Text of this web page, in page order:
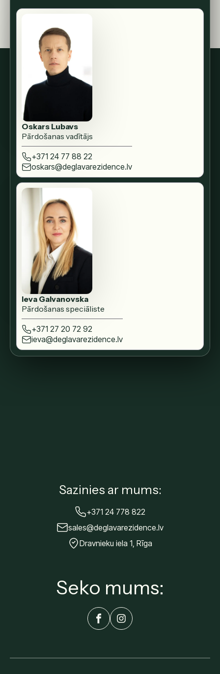
Oskars Lubavs
Pārdošanas vadītājs
+371 24 77 88 22
oskars@deglavarezidence.lv
Ieva Galvanovska
Pārdošanas speciāliste
+371 27 20 72 92
ieva@deglavarezidence.lv
Sazinies ar mums:
+371 24 778 822
sales@deglavarezidence.lv
Dravnieku iela 1, Rīga
Seko mums: